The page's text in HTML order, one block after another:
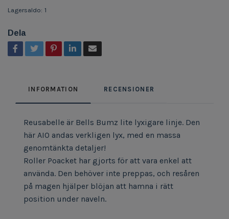
Lagersaldo: 1
Dela
INFORMATION RECENSIONER
Reusabelle är Bells Bumz lite lyxigare linje. Den
här AIO andas verkligen lyx, med en massa
genomtänkta detaljer!
Roller Poacket har gjorts för att vara enkel att
använda. Den behöver inte preppas, och resåren
på magen hjälper blöjan att hamna i rätt
position under naveln.